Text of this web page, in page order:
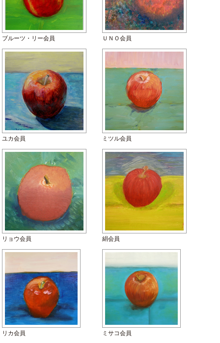
ブルーツ・リー会員 ＵＮＯ会員
ユカ会員 ミツル会員
リョウ会員 絹会員
リカ会員 ミサコ会員